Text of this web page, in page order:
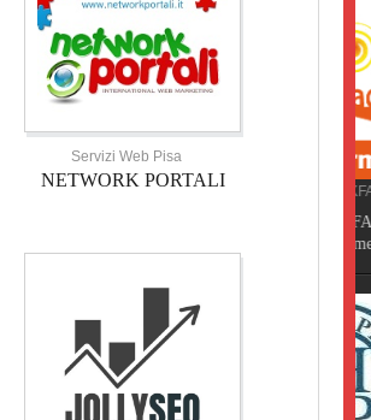
Servizi Web Pisa
NETWORK PORTALI
BED AND BREAKFAST SICILIA